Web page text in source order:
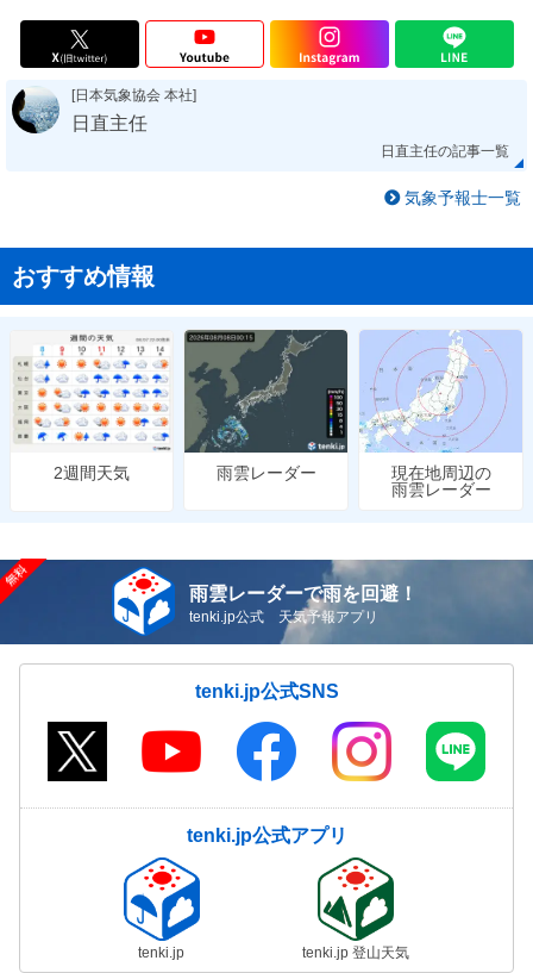
[日本気象協会 本社]
日直主任
日直主任の記事一覧
気象予報士一覧
おすすめ情報
2週間天気 雨雲レーダー
現在地周辺の
雨雲レーダー
雨雲レーダーで雨を回避！
tenki.jp公式 天気予報アプリ
tenki.jp公式SNS
tenki.jp公式アプリ
tenki.jp tenki.jp 登山天気